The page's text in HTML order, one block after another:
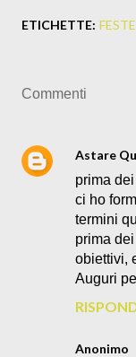
ETICHETTE:
Commenti
Astare
prima
ci ho
termini
prima
obiettivi,
Auguri
Anonimo